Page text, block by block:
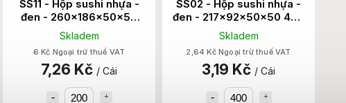
SS11 - Hộp sushi nhựa -
đen - 260x186x50x50
200 Set/Thùng
Skladem
6 Kč Ngoại trừ thuế VAT
7,26 Kč / Cái
SS02 - Hộp sushi nhựa -
đen - 217x92x50x50 400
Set/Thùng
Skladem
2,64 Kč Ngoại trừ thuế VAT
3,19 Kč / Cái